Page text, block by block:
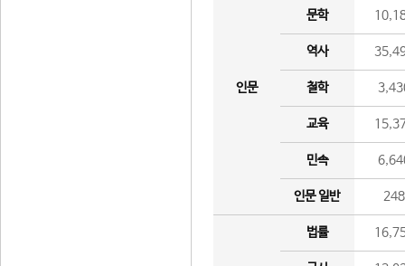
인문
문학
역사
철학
교육
민속
인문 일반 248
법률